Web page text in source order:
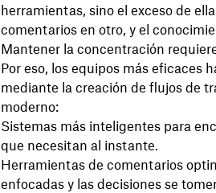
herramientas, sino el exceso de
comentarios en otro, y el
Mantener la concentración
Por eso, los equipos más eficaces
mediante la creación de flujos de
moderno:
Sistemas más inteligentes para
que necesitan al instante.
Herramientas de comentarios
enfocadas y las decisiones se